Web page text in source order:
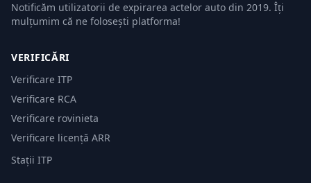
Notificăm utilizatorii de expirarea actelor auto din 2019. Îți
mulțumim că ne folosești platforma!
VERIFICĂRI
Verificare ITP
Verificare RCA
Verificare rovinieta
Verificare licență ARR
Stații ITP